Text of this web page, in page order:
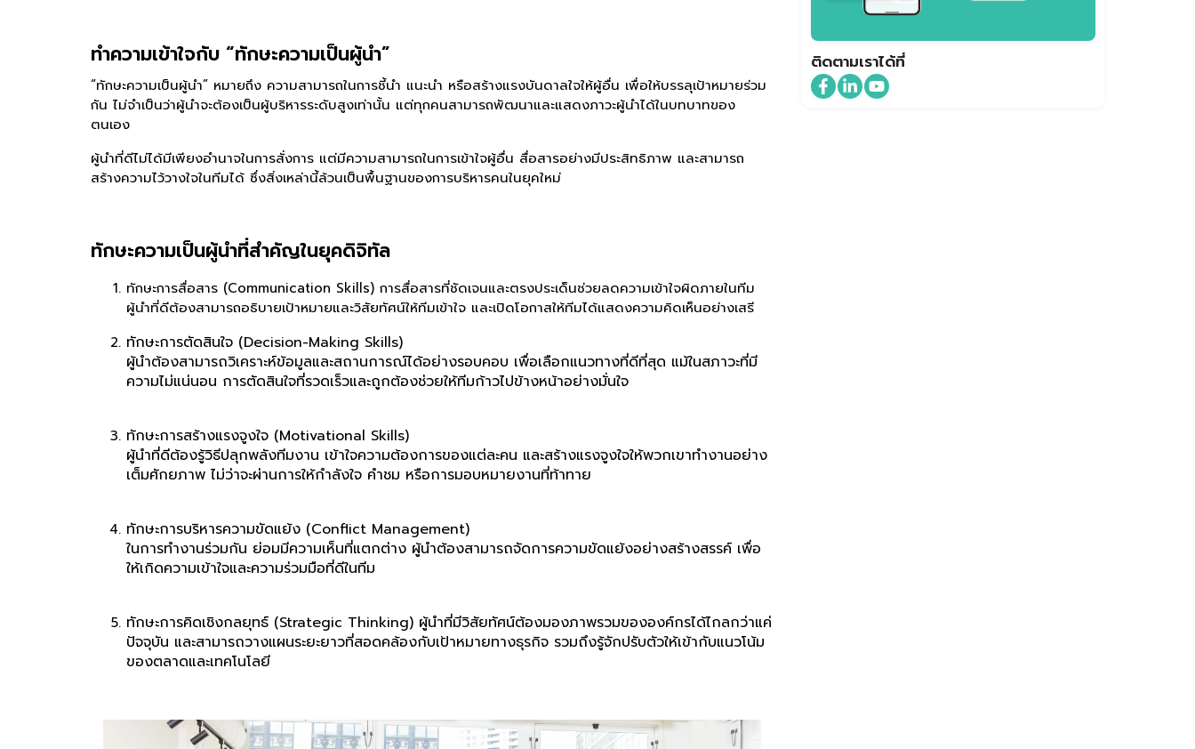
ทำความเข้าใจกับ “ทักษะความเป็นผู้นำ”
“ทักษะความเป็นผู้นำ” หมายถึง ความสามารถในการชี้นำ แนะนำ หรือสร้างแรงบันดาลใจให้ผู้อื่น เพื่อให้บรรลุเป้าหมายร่วม
กัน ไม่จำเป็นว่าผู้นำจะต้องเป็นผู้บริหารระดับสูงเท่านั้น แต่ทุกคนสามารถพัฒนาและแสดงภาวะผู้นำได้ในบทบาทของ
ตนเอง
ผู้นำที่ดีไม่ได้มีเพียงอำนาจในการสั่งการ แต่มีความสามารถในการเข้าใจผู้อื่น สื่อสารอย่างมีประสิทธิภาพ และสามารถ
สร้างความไว้วางใจในทีมได้ ซึ่งสิ่งเหล่านี้ล้วนเป็นพื้นฐานของการบริหารคนในยุคใหม่
ทักษะความเป็นผู้นำที่สำคัญในยุคดิจิทัล
ทักษะการสื่อสาร (Communication Skills) การสื่อสารที่ชัดเจนและตรงประเด็นช่วยลดความเข้าใจผิดภายในทีม
ผู้นำที่ดีต้องสามารถอธิบายเป้าหมายและวิสัยทัศน์ให้ทีมเข้าใจ และเปิดโอกาสให้ทีมได้แสดงความคิดเห็นอย่างเสรี
ทักษะการตัดสินใจ (Decision-Making Skills)
ผู้นำต้องสามารถวิเคราะห์ข้อมูลและสถานการณ์ได้อย่างรอบคอบ เพื่อเลือกแนวทางที่ดีที่สุด แม้ในสภาวะที่มี
ความไม่แน่นอน การตัดสินใจที่รวดเร็วและถูกต้องช่วยให้ทีมก้าวไปข้างหน้าอย่างมั่นใจ
ทักษะการสร้างแรงจูงใจ (Motivational Skills)
ผู้นำที่ดีต้องรู้วิธีปลุกพลังทีมงาน เข้าใจความต้องการของแต่ละคน และสร้างแรงจูงใจให้พวกเขาทำงานอย่าง
เต็มศักยภาพ ไม่ว่าจะผ่านการให้กำลังใจ คำชม หรือการมอบหมายงานที่ท้าทาย
ทักษะการบริหารความขัดแย้ง (Conflict Management)
ในการทำงานร่วมกัน ย่อมมีความเห็นที่แตกต่าง ผู้นำต้องสามารถจัดการความขัดแย้งอย่างสร้างสรรค์ เพื่อ
ให้เกิดความเข้าใจและความร่วมมือที่ดีในทีม
ทักษะการคิดเชิงกลยุทธ์ (Strategic Thinking) ผู้นำที่มีวิสัยทัศน์ต้องมองภาพรวมขององค์กรได้ไกลกว่าแค่
ปัจจุบัน และสามารถวางแผนระยะยาวที่สอดคล้องกับเป้าหมายทางธุรกิจ รวมถึงรู้จักปรับตัวให้เข้ากับแนวโน้ม
ของตลาดและเทคโนโลยี
ติดตามเราได้ที่